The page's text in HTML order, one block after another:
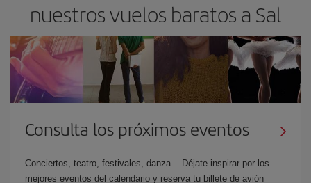
nuestros vuelos baratos a Sal
Consulta los próximos eventos
Conciertos, teatro, festivales, danza... Déjate inspirar por los
mejores eventos del calendario y reserva tu billete de avión